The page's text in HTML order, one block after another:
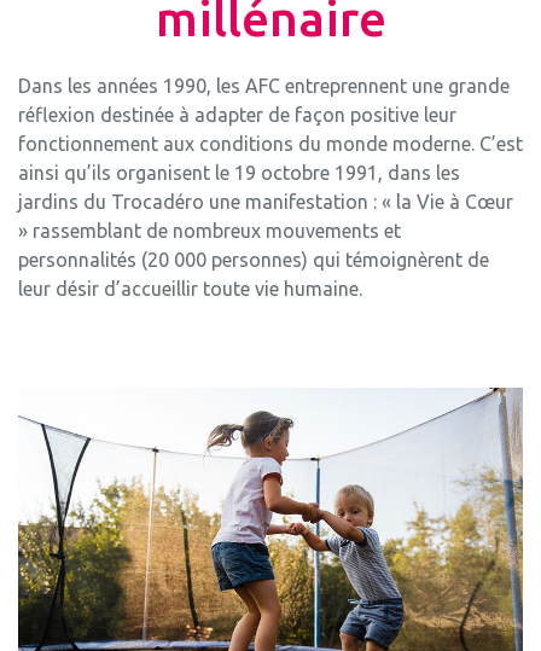
millénaire
Dans les années 1990, les AFC entreprennent une grande
réflexion destinée à adapter de façon positive leur
fonctionnement aux conditions du monde moderne. C’est
ainsi qu’ils organisent le 19 octobre 1991, dans les
jardins du Trocadéro une manifestation : « la Vie à Cœur
» rassemblant de nombreux mouvements et
personnalités (20 000 personnes) qui témoignèrent de
leur désir d’accueillir toute vie humaine.